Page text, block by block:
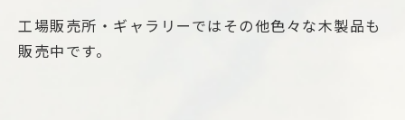
工場販売所・ギャラリーではその他色々な木製品も
販売中です。